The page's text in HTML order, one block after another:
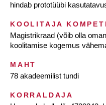
hindab prototüübi
KOOLITAJA
Magistrikraad (võib olla
koolitamise kogemus
MAHT
78 akadeemilist tundi
KORRALDAJA